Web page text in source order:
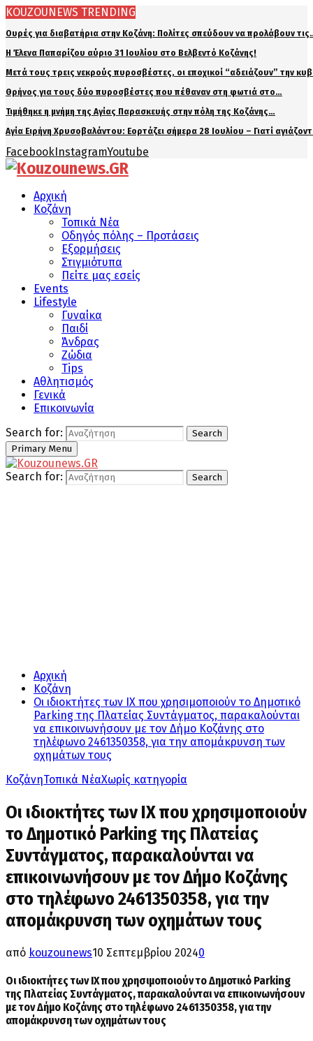
KOUZOUNEWS TRENDING
Ουρές για διαβατήρια στην Κοζάνη: Πολίτες σπεύδουν να προλάβουν
Η Έλενα Παπαρίζου αύριο 31 Ιουλίου στο Βελβεντό Κοζάνης!
Μετά τους τρεις νεκρούς πυροσβέστες, οι εποχικοί “αδειάζουν” την
Θρήνος για τους δύο πυροσβέστες που πέθαναν στη φωτιά στο…
Τιμήθηκε η μνήμη της Αγίας Παρασκευής στην πόλη της Κοζάνης…
Αγία Ειρήνη Χρυσοβαλάντου: Εορτάζει σήμερα 28 Ιουλίου – Γιατί
FacebookInstagramYoutube
Αρχική
Κοζάνη
Τοπικά Νέα
Οδηγός πόλης – Προτάσεις
Εξορμήσεις
Στιγμιότυπα
Πείτε μας εσείς
Events
Lifestyle
Γυναίκα
Παιδί
Άνδρας
Ζώδια
Tips
Αθλητισμός
Γενικά
Επικοινωνία
Search for:
Search
Primary Menu
Search for: Search
Αρχική
Κοζάνη
Οι ιδιοκτήτες των ΙΧ που χρησιμοποιούν το Δημοτικό
Parking της Πλατείας Συντάγματος, παρακαλούνται
να επικοινωνήσουν με τον Δήμο Κοζάνης στο
τηλέφωνο 2461350358, για την απομάκρυνση των
οχημάτων τους
ΚοζάνηΤοπικά ΝέαΧωρίς κατηγορία
Οι ιδιοκτήτες των ΙΧ που χρησιμοποιούν
το Δημοτικό Parking της Πλατείας
Συντάγματος, παρακαλούνται να
επικοινωνήσουν με τον Δήμο Κοζάνης
στο τηλέφωνο 2461350358, για την
απομάκρυνση των οχημάτων τους
από kouzounews10 Σεπτεμβρίου 20240
Οι ιδιοκτήτες των ΙΧ που χρησιμοποιούν το Δημοτικό Parking
της Πλατείας Συντάγματος, παρακαλούνται να επικοινωνήσουν
με τον Δήμο Κοζάνης στο τηλέφωνο 2461350358, για την
απομάκρυνση των οχημάτων τους